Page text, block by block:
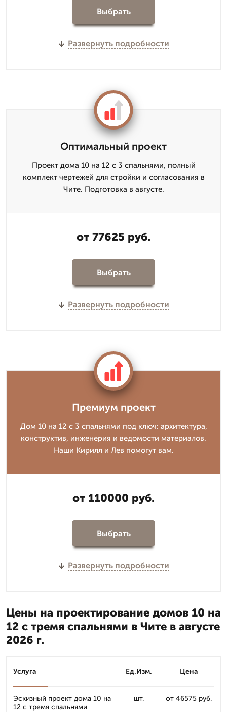
Выбрать
Развернуть подробности
Оптимальный проект
Проект дома 10 на 12 с 3 спальнями, полный
комплект чертежей для стройки и согласования в
Чите. Подготовка в августе.
от 77625 руб.
Выбрать
Развернуть подробности
Премиум проект
Дом 10 на 12 с 3 спальнями под ключ: архитектура,
конструктив, инженерия и ведомости материалов.
Наши Кирилл и Лев помогут вам.
от 110000 руб.
Выбрать
Развернуть подробности
Цены на проектирование домов 10 на
12 с тремя спальнями в Чите в августе
2026 г.
Услуга Ед.Изм. Цена
Эскизный проект дома 10 на
12 с тремя спальнями
шт. от 46575 руб.